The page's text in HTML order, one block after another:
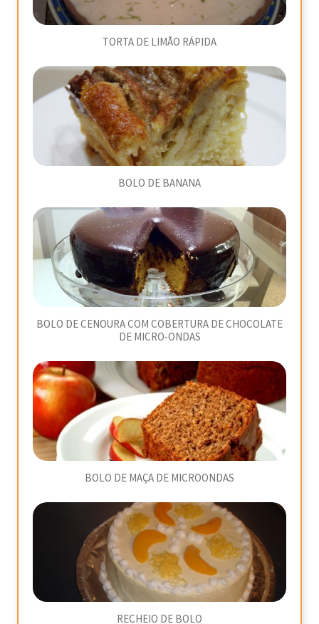
TORTA DE LIMÃO RÁPIDA
BOLO DE BANANA
BOLO DE CENOURA COM COBERTURA DE CHOCOLATE
DE MICRO-ONDAS
BOLO DE MAÇA DE MICROONDAS
RECHEIO DE BOLO